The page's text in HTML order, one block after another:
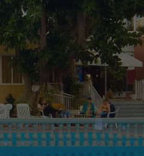
OROPESA DEL MAR
Pontiana Thalasso Hotel
Magic Sports Hotel
Magic Games Hotel
Magic Fantasy Hotel
Magic Inn Hotel
Apartamentos Magic World
VILLAREAL